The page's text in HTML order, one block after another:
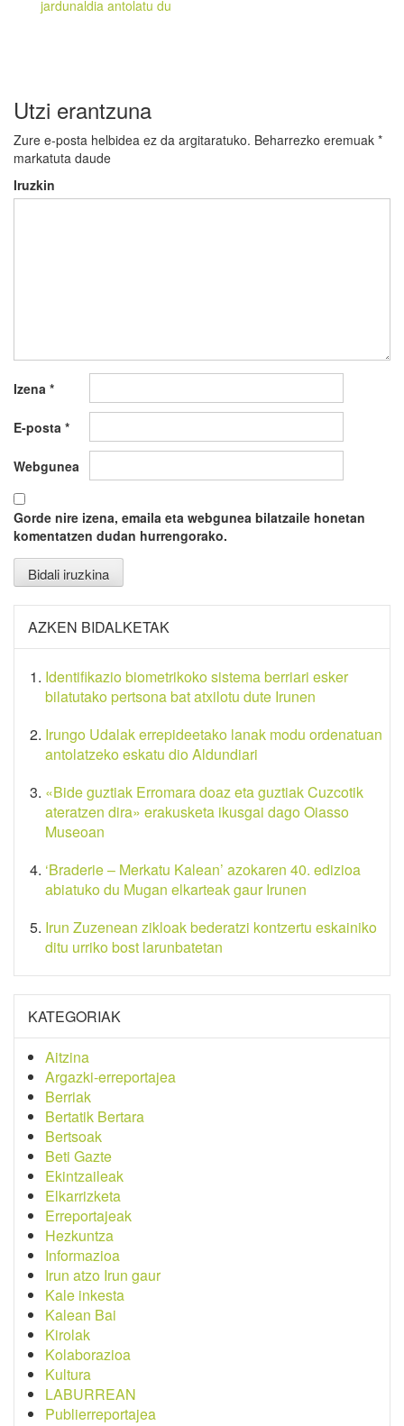
jardunaldia antolatu du
Utzi erantzuna
Zure e-posta helbidea ez da argitaratuko. Beharrezko eremuak *
markatuta daude
Iruzkin
Izena *
E-posta *
Webgunea
Gorde nire izena, emaila eta webgunea bilatzaile honetan
komentatzen dudan hurrengorako.
AZKEN BIDALKETAK
Identifikazio biometrikoko sistema berriari esker
bilatutako pertsona bat atxilotu dute Irunen
Irungo Udalak errepideetako lanak modu ordenatuan
antolatzeko eskatu dio Aldundiari
«Bide guztiak Erromara doaz eta guztiak Cuzcotik
ateratzen dira» erakusketa ikusgai dago Oiasso
Museoan
‘Braderie – Merkatu Kalean’ azokaren 40. edizioa
abiatuko du Mugan elkarteak gaur Irunen
Irun Zuzenean zikloak bederatzi kontzertu eskainiko
ditu urriko bost larunbatetan
KATEGORIAK
Aitzina
Argazki-erreportajea
Berriak
Bertatik Bertara
Bertsoak
Beti Gazte
Ekintzaileak
Elkarrizketa
Erreportajeak
Hezkuntza
Informazioa
Irun atzo Irun gaur
Kale inkesta
Kalean Bai
Kirolak
Kolaborazioa
Kultura
LABURREAN
Publierreportajea